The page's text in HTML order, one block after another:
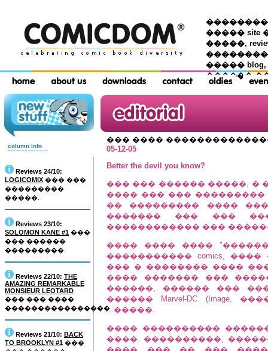
���������
����� site
�����,
����� blog,
������
column info
Reviews 24/10:
LOGICOMIX ��� ���
���������
�����.
Reviews 23/10:
SOLOMON KANE #1 ���
��� ������
���������.
Reviews 22/10: THE
AMAZING REMARKABLE
MONSIEUR LEOTARD
��� ��� ����
����������������.
Reviews 21/10: BACK
TO BROOKLYN #1 ���
��� ����
05-12-05
Better the devil you know?
��� ��� ������ �����, �
���� ��� ���
�� ��������� ����
������� ��� ���
������������ ���
���� ���� ����
����������� comics,
��� � �������� ����
���� ������� ���
������, ������ ���
������ Marvel-DC
...�����.
���� ����������
����. ����������,